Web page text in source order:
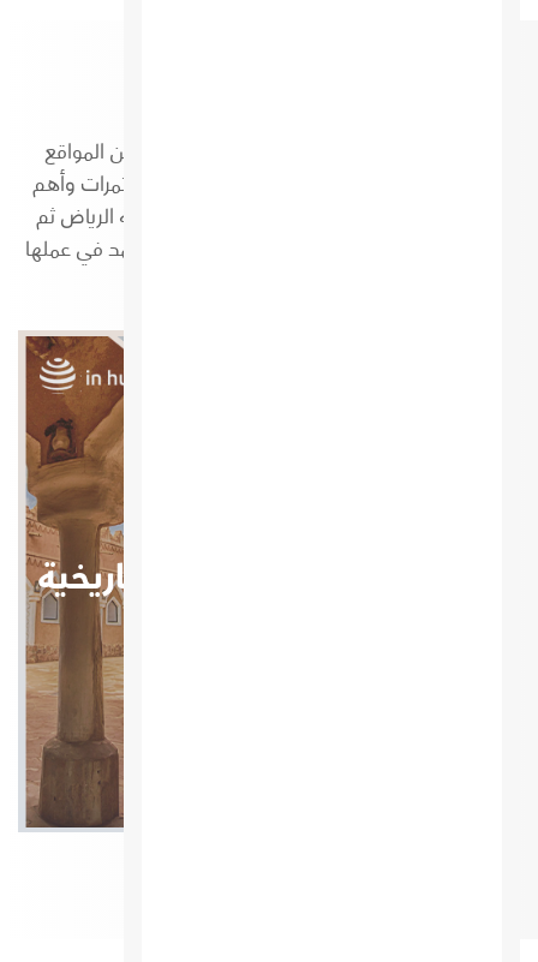
نقدم لكم في هذا القسم E-Code معلومات عن المواقع
السياحية والتاريخية والفعاليات والمعارض والمؤتمرات وأهم
عروض الفنادق والمطاعم والكافيهات في مدينة الرياض ثم
جميع المدن المستهدفة باذن الله وهي ايضا تعتمد في عملها
أهم المواقع السياحية و التاريخية